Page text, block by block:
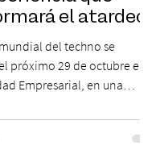
el atardecer
en una
de música
del techno se
próximo 29 de octubre en
Empresarial, en una
de música, comunidad y
desde las 18:00 horas.